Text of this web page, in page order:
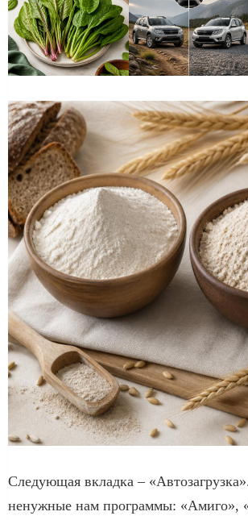
Следующая вкладка –
ненужные нам программы: «Амиго»,